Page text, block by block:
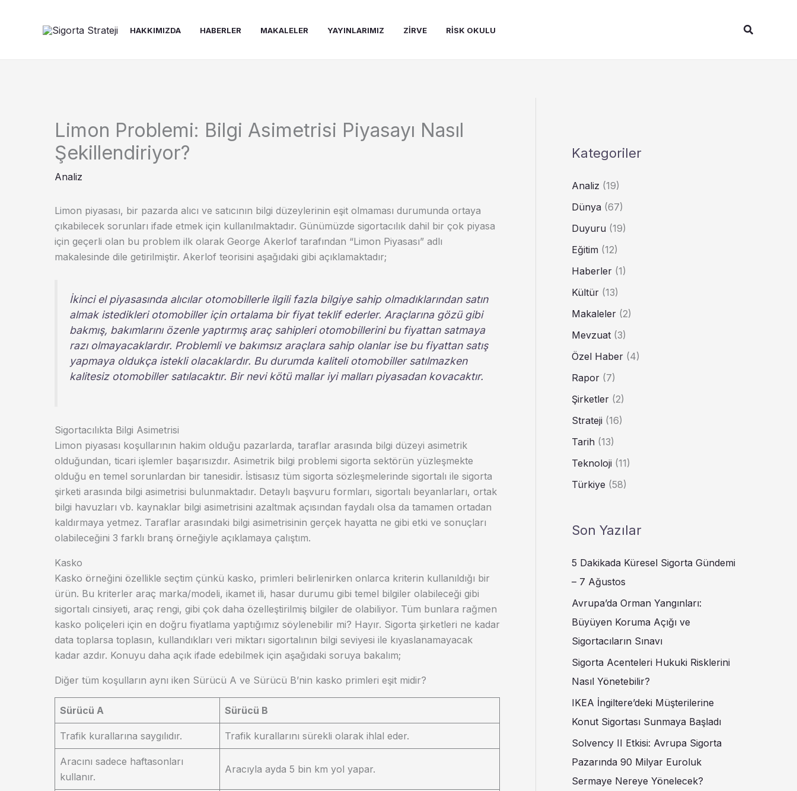
HAKKIMIZDA HABERLER MAKALELER YAYINLARIMIZ ZIRVE RISK OKULU Arama
Limon Problemi: Bilgi Asimetrisi Piyasayı Nasıl
Şekillendiriyor?
Analiz
Limon piyasası, bir pazarda alıcı ve satıcının bilgi düzeylerinin eşit olmaması durumunda ortaya
çıkabilecek sorunları ifade etmek için kullanılmaktadır. Günümüzde sigortacılık dahil bir çok piyasa
için geçerli olan bu problem ilk olarak George Akerlof tarafından “Limon Piyasası” adlı
makalesinde dile getirilmiştir. Akerlof teorisini aşağıdaki gibi açıklamaktadır;
İkinci el piyasasında alıcılar otomobillerle ilgili fazla bilgiye sahip olmadıklarından satın
almak istedikleri otomobiller için ortalama bir fiyat teklif ederler. Araçlarına gözü gibi
bakmış, bakımlarını özenle yaptırmış araç sahipleri otomobillerini bu fiyattan satmaya
razı olmayacaklardır. Problemli ve bakımsız araçlara sahip olanlar ise bu fiyattan satış
yapmaya oldukça istekli olacaklardır. Bu durumda kaliteli otomobiller satılmazken
kalitesiz otomobiller satılacaktır. Bir nevi kötü mallar iyi malları piyasadan kovacaktır.
Sigortacılıkta Bilgi Asimetrisi
Limon piyasası koşullarının hakim olduğu pazarlarda, taraflar arasında bilgi düzeyi asimetrik
olduğundan, ticari işlemler başarısızdır. Asimetrik bilgi problemi sigorta sektörün yüzleşmekte
olduğu en temel sorunlardan bir tanesidir. İstisasız tüm sigorta sözleşmelerinde sigortalı ile sigorta
şirketi arasında bilgi asimetrisi bulunmaktadır. Detaylı başvuru formları, sigortalı beyanlarları, ortak
bilgi havuzları vb. kaynaklar bilgi asimetrisini azaltmak açısından faydalı olsa da tamamen ortadan
kaldırmaya yetmez. Taraflar arasındaki bilgi asimetrisinin gerçek hayatta ne gibi etki ve sonuçları
olabileceğini 3 farklı branş örneğiyle açıklamaya çalıştım.
Kasko
Kasko örneğini özellikle seçtim çünkü kasko, primleri belirlenirken onlarca kriterin kullanıldığı bir
ürün. Bu kriterler araç marka/modeli, ikamet ili, hasar durumu gibi temel bilgiler olabileceği gibi
sigortalı cinsiyeti, araç rengi, gibi çok daha özelleştirilmiş bilgiler de olabiliyor. Tüm bunlara rağmen
kasko poliçeleri için en doğru fiyatlama yaptığımız söylenebilir mi? Hayır. Sigorta şirketleri ne kadar
data toplarsa toplasın, kullandıkları veri miktarı sigortalının bilgi seviyesi ile kıyaslanamayacak
kadar azdır. Konuyu daha açık ifade edebilmek için aşağıdaki soruya bakalım;
Diğer tüm koşulların aynı iken Sürücü A ve Sürücü B’nin kasko primleri eşit midir?
Sürücü A Sürücü B
Trafik kurallarına saygılıdır. Trafik kurallarını sürekli olarak ihlal eder.
Aracını sadece haftasonları
kullanır.
Aracıyla ayda 5 bin km yol yapar.
Kategoriler
Analiz (19)
Dünya (67)
Duyuru (19)
Eğitim (12)
Haberler (1)
Kültür (13)
Makaleler (2)
Mevzuat (3)
Özel Haber (4)
Rapor (7)
Şirketler (2)
Strateji (16)
Tarih (13)
Teknoloji (11)
Türkiye (58)
Son Yazılar
5 Dakikada Küresel Sigorta Gündemi
– 7 Ağustos
Avrupa’da Orman Yangınları:
Büyüyen Koruma Açığı ve
Sigortacıların Sınavı
Sigorta Acenteleri Hukuki Risklerini
Nasıl Yönetebilir?
IKEA İngiltere’deki Müşterilerine
Konut Sigortası Sunmaya Başladı
Solvency II Etkisi: Avrupa Sigorta
Pazarında 90 Milyar Euroluk
Sermaye Nereye Yönelecek?